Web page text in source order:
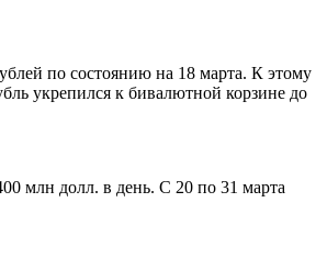
по состоянию на 18 марта. К этому
укрепился к бивалютной корзине до
млн долл. в день. С 20 по 31 марта